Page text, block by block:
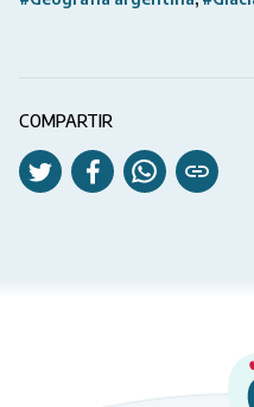
COMPARTIR